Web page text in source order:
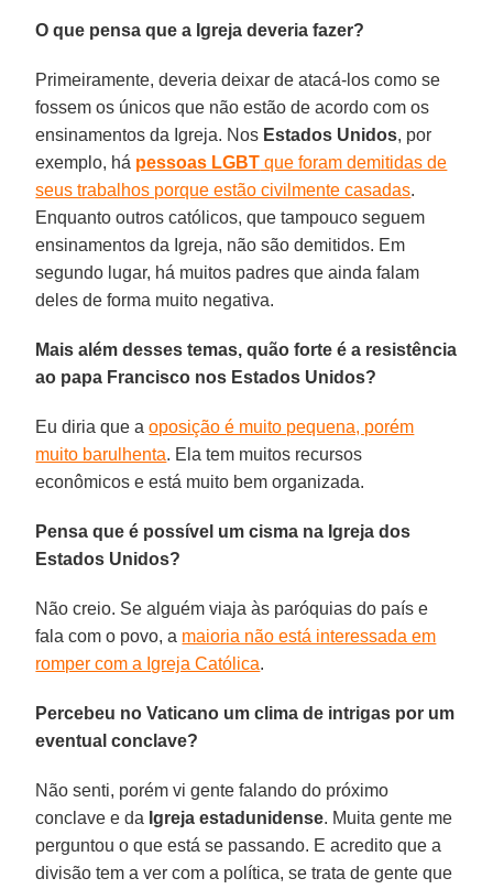
O que pensa que a Igreja deveria fazer?
Primeiramente, deveria deixar de atacá-los como se
fossem os únicos que não estão de acordo com os
ensinamentos da Igreja. Nos Estados Unidos, por
exemplo, há pessoas LGBT que foram demitidas de
seus trabalhos porque estão civilmente casadas.
Enquanto outros católicos, que tampouco seguem
ensinamentos da Igreja, não são demitidos. Em
segundo lugar, há muitos padres que ainda falam
deles de forma muito negativa.
Mais além desses temas, quão forte é a resistência
ao papa Francisco nos Estados Unidos?
Eu diria que aoposição é muito pequena, porém
muito barulhenta. Ela tem muitos recursos
econômicos e está muito bem organizada.
Pensa que é possível um cisma na Igreja dos
Estados Unidos?
Não creio. Se alguém viaja às paróquias do país e
fala com o povo, a maioria não está interessada em
romper com a Igreja Católica.
Percebeu no Vaticano um clima de intrigas por um
eventual conclave?
Não senti, porém vi gente falando do próximo
conclave e da Igreja estadunidense. Muita gente me
perguntou o que está se passando. E acredito que a
divisão tem a ver com a política, se trata de gente que